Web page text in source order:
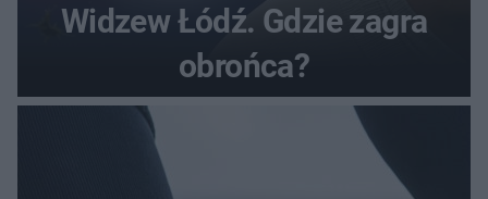
Widzew Łódź. Gdzie zagra
obrońca?